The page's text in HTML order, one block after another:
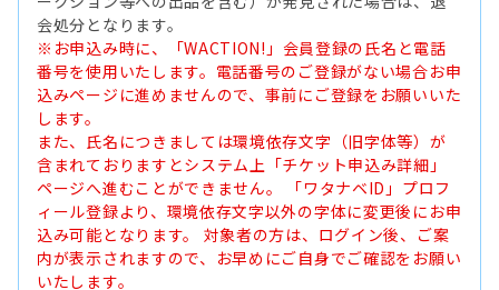
会処分となります。
※お申込み時に、「WACTION!」会員登録の氏名と電話
番号を使用いたします。電話番号のご登録がない場合お申
込みページに進めませんので、事前にご登録をお願いいた
します。
また、氏名につきましては環境依存文字（旧字体等）が
含まれておりますとシステム上「チケット申込み詳細」
ページへ進むことができません。 「ワタナベID」プロフ
ィール登録より、環境依存文字以外の字体に変更後にお申
込み可能となります。 対象者の方は、ログイン後、ご案
内が表示されますので、お早めにご自身でご確認をお願い
いたします。